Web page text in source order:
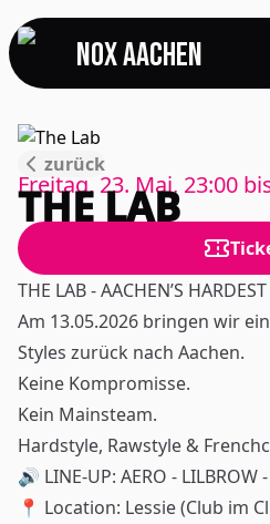
NOX Aachen
zurück
Freitag, 23. Mai, 23:00
THE LAB
THE LAB - AACHEN’S
Am 13.05.2026 bringen wir
Styles zurück nach Aachen.
Keine Kompromisse.
Kein Mainsteam.
Hardstyle, Rawstyle &
🔊 LINE-UP: AERO - LILBROW
📍 Location: Lessie (Club im